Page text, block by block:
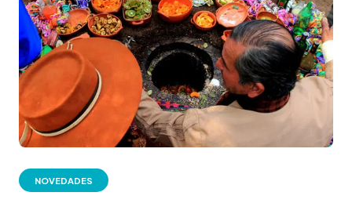
NOVEDADES